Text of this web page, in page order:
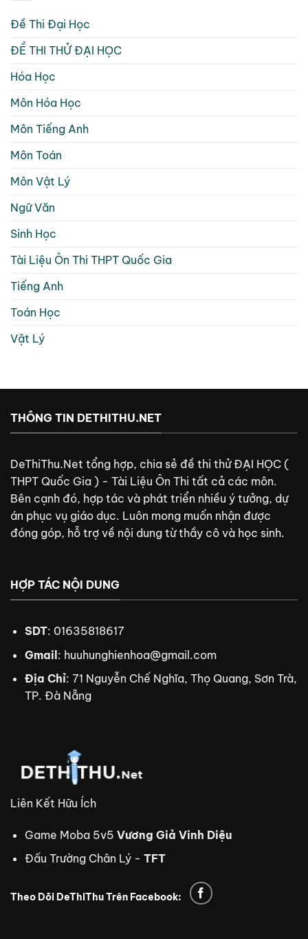
Đề Thi Đại Học
ĐỀ THI THỬ ĐẠI HỌC
Hóa Học
Môn Hóa Học
Môn Tiếng Anh
Môn Toán
Môn Vật Lý
Ngữ Văn
Sinh Học
Tài Liệu Ôn Thi THPT Quốc Gia
Tiếng Anh
Toán Học
Vật Lý
THÔNG TIN DETHITHU.NET
DeThiThu.Net tổng hợp, chia sẻ đề thi thử ĐẠI HỌC (
THPT Quốc Gia ) - Tài Liệu Ôn Thi tất cả các môn.
Bên cạnh đó, hợp tác và phát triển nhiều ý tưởng, dự
án phục vụ giáo dục. Luôn mong muốn nhận được
đóng góp, hỗ trợ về nội dung từ thầy cô và học sinh.
HỢP TÁC NỘI DUNG
SDT: 01635818617
Gmail: huuhunghienhoa@gmail.com
Địa Chỉ: 71 Nguyễn Chế Nghĩa, Thọ Quang, Sơn Trà,
TP. Đà Nẵng
Liên Kết Hữu Ích
Game Moba 5v5 Vương Giả Vinh Diệu
Đấu Trường Chân Lý - TFT
Theo Dõi DeThiThu Trên Facebook: